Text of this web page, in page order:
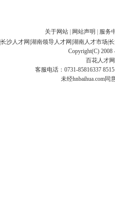
关于网站 网站声明
服务
长沙人才网 湖南领导人才网 湖南人才市场
Copyright(C) 2008
百花人才网
客服电话：0731-85816337
未经hnbaihua.com